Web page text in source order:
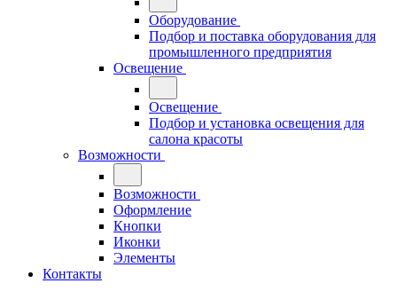
Оборудование
Подбор и поставка оборудования для
промышленного предприятия
Освещение
Освещение
Подбор и установка освещения для
салона красоты
Возможности
Возможности
Оформление
Кнопки
Иконки
Элементы
Контакты